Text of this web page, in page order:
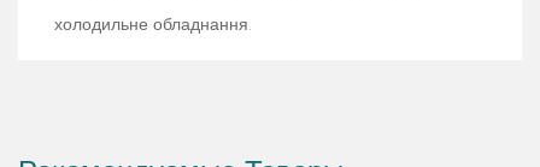
холодильне обладнання.